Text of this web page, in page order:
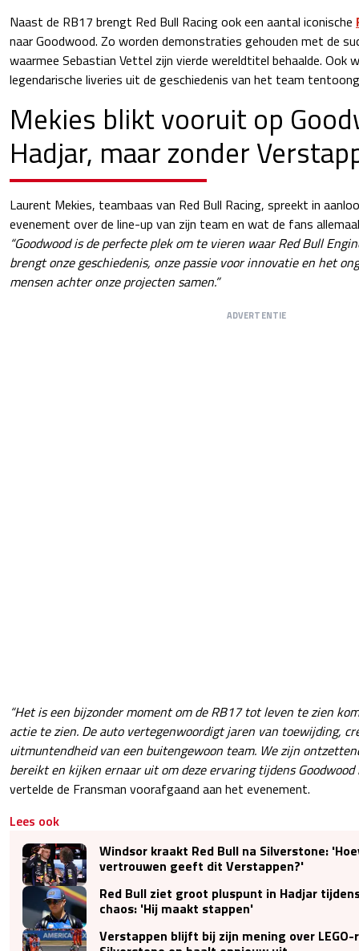
Naast de RB17 brengt Red Bull Racing ook een aantal iconische
naar Goodwood. Zo worden demonstraties gehouden met de
waarmee Sebastian Vettel zijn vierde wereldtitel behaalde. Ook
legendarische liveries uit de geschiedenis van het team
Mekies blikt vooruit op
Hadjar, maar zonder
Laurent Mekies, teambaas van Red Bull Racing, spreekt in
evenement over de line-up van zijn team en wat de fans
“Goodwood is de perfecte plek om te vieren waar Red Bull
brengt onze geschiedenis, onze passie voor innovatie en het
mensen achter onze projecten samen.”
ADVERTENTIE
“Het is een bijzonder moment om de RB17 tot leven te zien
actie te zien. De auto vertegenwoordigt jaren van toewijding,
uitmuntendheid van een buitengewoon team. We zijn
bereikt en kijken ernaar uit om deze ervaring tijdens Goodwood
vertelde de Fransman voorafgaand aan het evenement.
Lees ook
Windsor kraakt Red Bull na Silverstone:
vertrouwen geeft dit Verstappen?'
Red Bull ziet groot pluspunt in Hadjar
chaos: 'Hij maakt stappen'
Verstappen blijft bij zijn mening over LEGO-